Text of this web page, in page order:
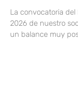
La convocatoria
2026 de nuestro
un balance muy